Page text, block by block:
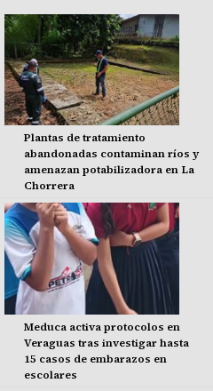
Plantas de tratamiento
abandonadas contaminan ríos y
amenazan potabilizadora en La
Chorrera
Meduca activa protocolos en
Veraguas tras investigar hasta
15 casos de embarazos en
escolares